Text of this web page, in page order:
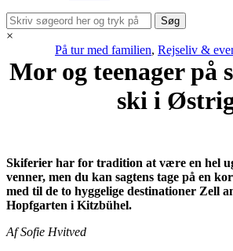
×
På tur med familien, Rejseliv &
Mor og teenager på
ski i
Skiferier har for tradition at være en hel
venner, men du kan sagtens tage på en
med til de to hyggelige destinationer Zell
Hopfgarten i Kitzbühel.
Af Sofie Hvitved